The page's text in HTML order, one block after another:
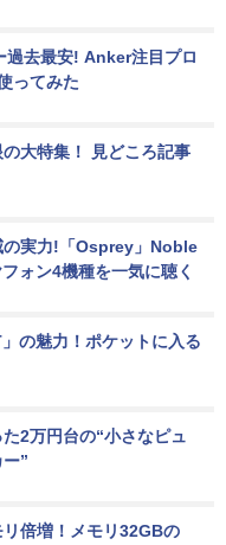
去最安! Anker注目プロ
ってみた
大特集！ 見どころ記事
の実力!「Osprey」Noble
ォン4機種を一気に聴く
の魅力！ポケットに入る
2万円台の“小さなピュ
”
倍増！メモリ32GBの